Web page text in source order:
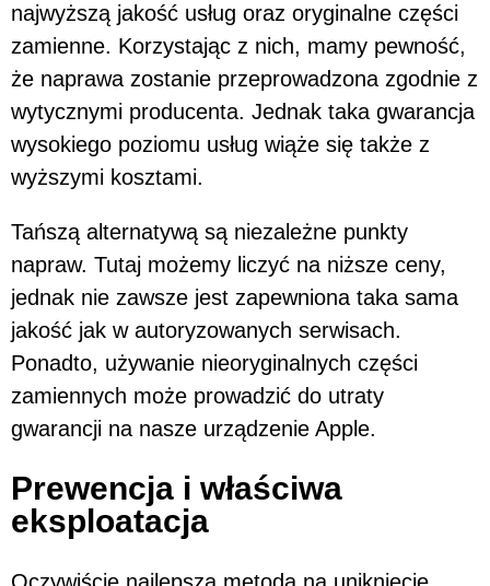
najwyższą jakość usług oraz oryginalne części
zamienne. Korzystając z nich, mamy pewność,
że naprawa zostanie przeprowadzona zgodnie z
wytycznymi producenta. Jednak taka gwarancja
wysokiego poziomu usług wiąże się także z
wyższymi kosztami.
Tańszą alternatywą są niezależne punkty
napraw. Tutaj możemy liczyć na niższe ceny,
jednak nie zawsze jest zapewniona taka sama
jakość jak w autoryzowanych serwisach.
Ponadto, używanie nieoryginalnych części
zamiennych może prowadzić do utraty
gwarancji na nasze urządzenie Apple.
Prewencja i właściwa
eksploatacja